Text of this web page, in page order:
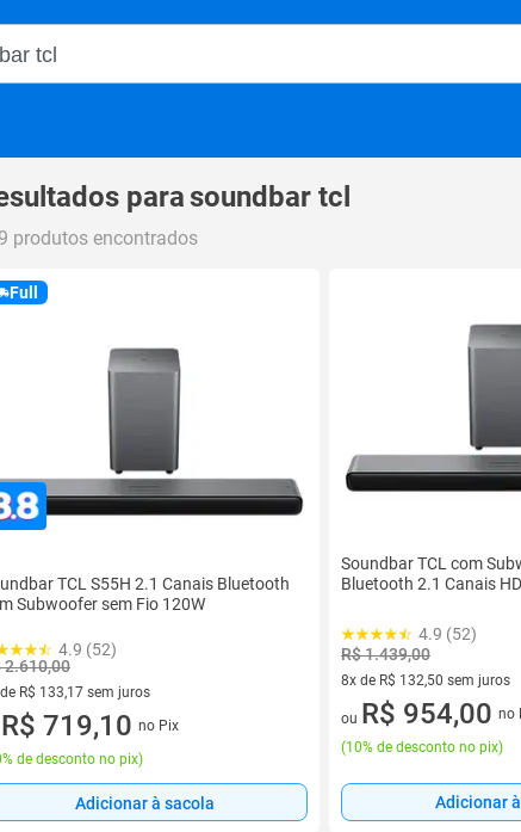
Magalu
parasoundbar tcl
produtos encontrados
Full
TCL S55H 2.1 Canais Bluetooth
Subwoofer sem Fio 120W
4.9 (52)
2.610,00
R$ 133,17 sem juros
de R$ 133,17 sem juros
R$ 719,10 no Pix
de desconto no pix)
Adicionar à sacola
Soundbar TCL com
Bluetooth 2.1 Canais
4.9 (52)
R$ 1.439,00
8x de R$ 132,50 sem juros
8 vez de R$ 132,50 sem
ou R$ 954,00 no
(10% de desconto no pix)
Adicionar